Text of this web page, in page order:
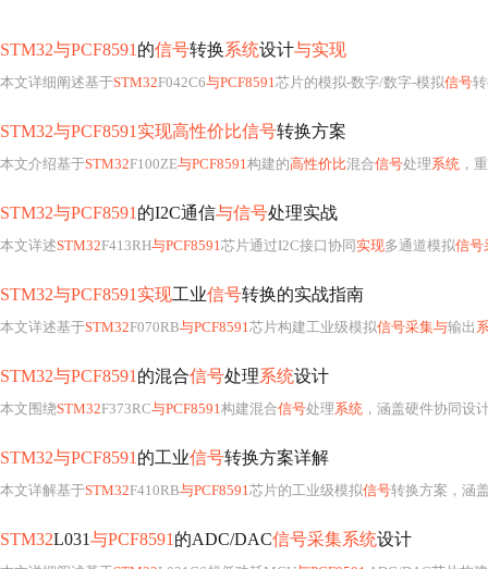
STM32与PCF8591 的信号转换系统设计与实现
本文详细阐述基于STM32F042C6与PCF8591芯片的模拟-数字/数字-模拟信号
STM32与PCF8591实现高性价比信号转换方案
本文介绍基于STM32F100ZE与PCF8591构建的高性价比混合信号处理系统 ，
STM32与PCF8591 的I2C通信与信号处理实战
本文详述STM32F413RH与PCF8591芯片通过I2C接口协同实现多通道模拟信号
STM32与PCF8591实现工业信号转换的实战指南
本文详述基于STM32F070RB与PCF8591芯片构建工业级模拟信号采集与输出
STM32与PCF8591 的混合信号处理系统设计
本文围绕STM32F373RC与PCF8591构建混合信号处理系统 ，涵盖硬件协同设计
STM32与PCF8591 的工业信号转换方案详解
本文详解基于STM32F410RB与PCF8591芯片的工业级模拟信号转换方案，涵盖
STM32L031与PCF8591 的ADC/DAC信号采集系统设计